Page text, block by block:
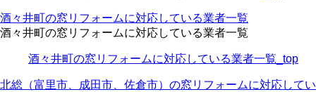
酒々井町の窓リフォームに対応している業者一覧
酒々井町の窓リフォームに対応している業者一覧
酒々井町の窓リフォームに対応している業者一覧_top
北総（富里市、成田市、佐倉市）の窓リフォームに対応してい